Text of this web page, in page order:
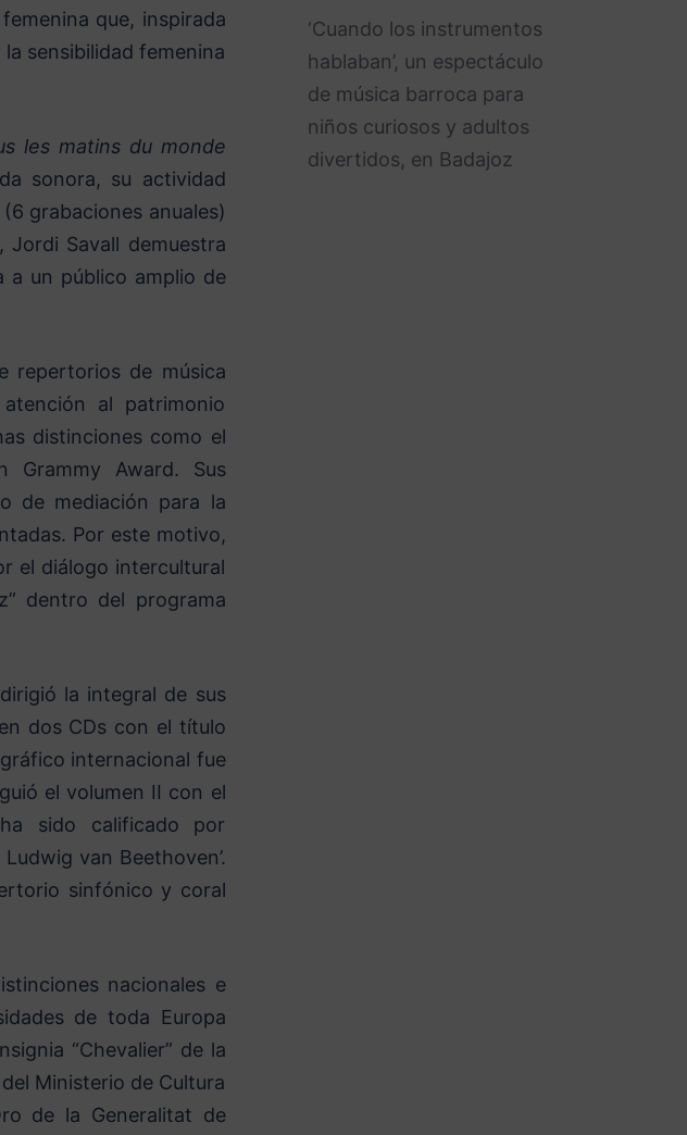
que, inspirada
sensibilidad femenina
les matins du monde
sonora, su actividad
grabaciones anuales)
Jordi Savall demuestra
a un público amplio de
repertorios de música
al patrimonio
distinciones como el
Grammy Award. Sus
de mediación para la
Por este motivo,
el diálogo intercultural
dentro del programa
la integral de sus
dos CDs con el título
internacional fue
el volumen II con el
sido calificado por
van Beethoven’.
sinfónico y coral
nacionales e
de toda Europa
“Chevalier” de la
Ministerio de Cultura
de la Generalitat de
‘Cuando los instrumentos
hablaban’, un espectáculo
de música barroca para
niños curiosos y adultos
divertidos, en Badajoz